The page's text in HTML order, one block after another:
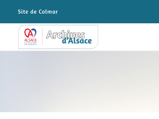
Archives Alsace - Colmar